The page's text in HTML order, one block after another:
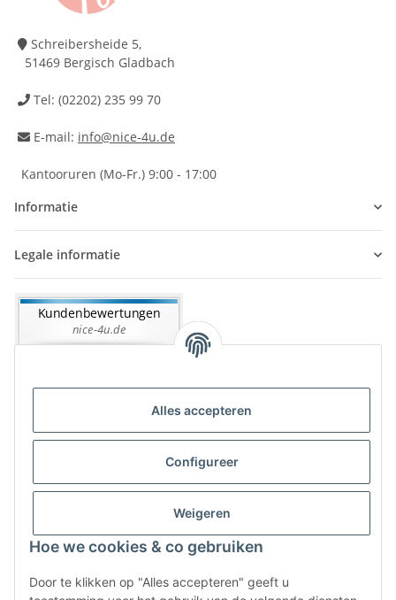
Alles accepteren
Configureer
Weigeren
Hoe we cookies & co gebruiken
Door te klikken op "Alles accepteren" geeft u
Schreibersheide 5,
51469 Bergisch Gladbach
Tel: (02202) 235 99 70
E-mail: info@nice-4u.de
Kantooruren (Mo-Fr.) 9:00 - 17:00
Informatie
Legale informatie
#global.withdrawalForm#